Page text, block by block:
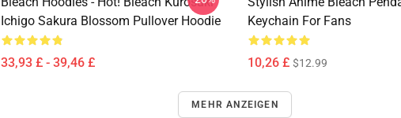
Ichigo Sakura Blossom Pullover Hoodie
33,93 £ - 39,46 £
Keychain For Fans
10,26 £ $12.99
MEHR ANZEIGEN